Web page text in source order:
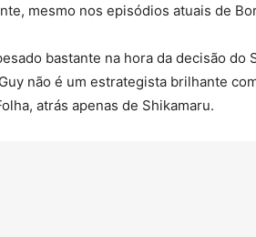
mesmo nos episódios atuais de
bastante na hora da decisão do
não é um estrategista brilhante
atrás apenas de Shikamaru.